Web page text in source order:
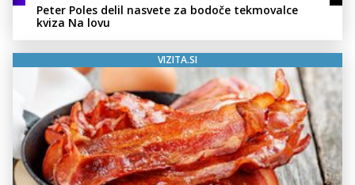
Peter Poles delil nasvete za bodoče tekmovalce
kviza Na lovu
VIZITA.SI